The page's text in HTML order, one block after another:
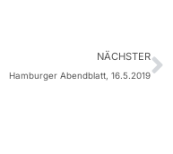
NÄCHSTER
Hamburger Abendblatt, 16.5.2019